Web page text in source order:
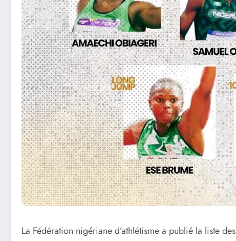
La Fédération nigériane d’athlétisme a publié la liste des